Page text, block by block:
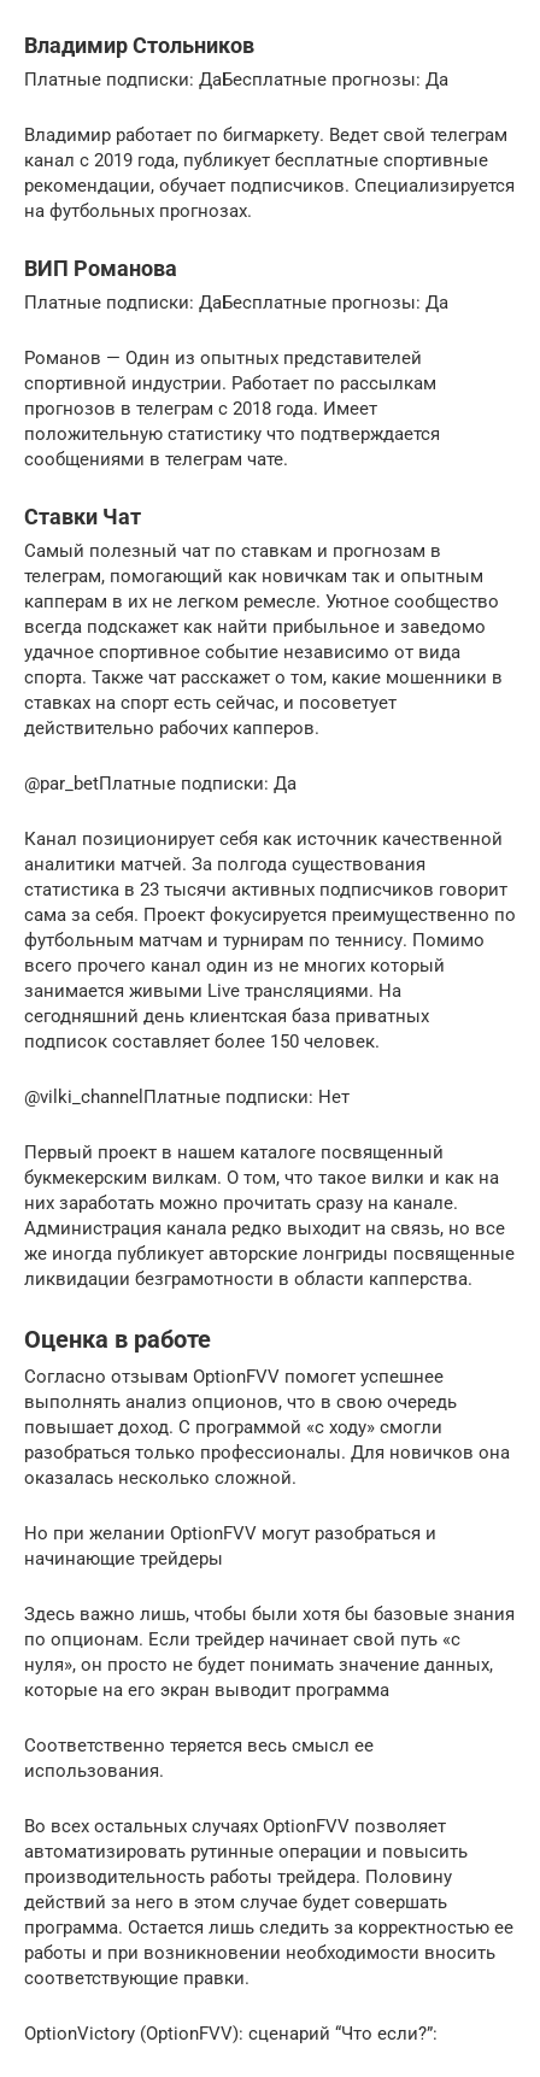
Владимир Стольников
Платные подписки: ДаБесплатные прогнозы: Да
Владимир работает по бигмаркету. Ведет свой телеграм
канал с 2019 года, публикует бесплатные спортивные
рекомендации, обучает подписчиков. Специализируется
на футбольных прогнозах.
ВИП Романова
Платные подписки: ДаБесплатные прогнозы: Да
Романов — Один из опытных представителей
спортивной индустрии. Работает по рассылкам
прогнозов в телеграм с 2018 года. Имеет
положительную статистику что подтверждается
сообщениями в телеграм чате.
Ставки Чат
Самый полезный чат по ставкам и прогнозам в
телеграм, помогающий как новичкам так и опытным
капперам в их не легком ремесле. Уютное сообщество
всегда подскажет как найти прибыльное и заведомо
удачное спортивное событие независимо от вида
спорта. Также чат расскажет о том, какие мошенники в
ставках на спорт есть сейчас, и посоветует
действительно рабочих капперов.
@par_betПлатные подписки: Да
Канал позиционирует себя как источник качественной
аналитики матчей. За полгода существования
статистика в 23 тысячи активных подписчиков говорит
сама за себя. Проект фокусируется преимущественно по
футбольным матчам и турнирам по теннису. Помимо
всего прочего канал один из не многих который
занимается живыми Live трансляциями. На
сегодняшний день клиентская база приватных
подписок составляет более 150 человек.
@vilki_channelПлатные подписки: Нет
Первый проект в нашем каталоге посвященный
букмекерским вилкам. О том, что такое вилки и как на
них заработать можно прочитать сразу на канале.
Администрация канала редко выходит на связь, но все
же иногда публикует авторские лонгриды посвященные
ликвидации безграмотности в области капперства.
Оценка в работе
Согласно отзывам OptionFVV помогет успешнее
выполнять анализ опционов, что в свою очередь
повышает доход. С программой «с ходу» смогли
разобраться только профессионалы. Для новичков она
оказалась несколько сложной.
Но при желании OptionFVV могут разобраться и
начинающие трейдеры
Здесь важно лишь, чтобы были хотя бы базовые знания
по опционам. Если трейдер начинает свой путь «с
нуля», он просто не будет понимать значение данных,
которые на его экран выводит программа
Соответственно теряется весь смысл ее
использования.
Во всех остальных случаях OptionFVV позволяет
автоматизировать рутинные операции и повысить
производительность работы трейдера. Половину
действий за него в этом случае будет совершать
программа. Остается лишь следить за корректностью ее
работы и при возникновении необходимости вносить
соответствующие правки.
OptionVictory (OptionFVV): сценарий “Что если?”: